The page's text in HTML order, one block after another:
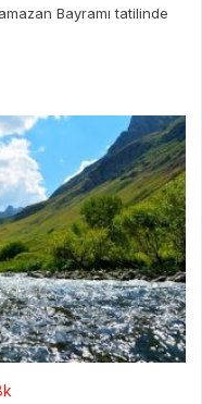
Bayramı tatilinde